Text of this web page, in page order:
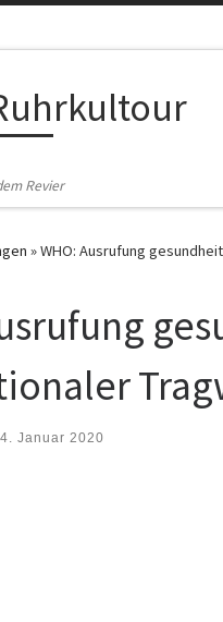
Revier
»WHO: Ausrufung
Januar 2020